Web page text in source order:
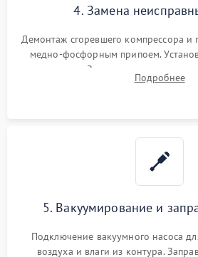
4. Замена
Демонтаж сгоревшего компрессора и
медно-фосфорным припоем.
осушителя. Замена изношенных
сломанных заслонок илиПодробнее
5. Вакуумирование и
Подключение вакуумного насоса
воздуха и влаги из контура.